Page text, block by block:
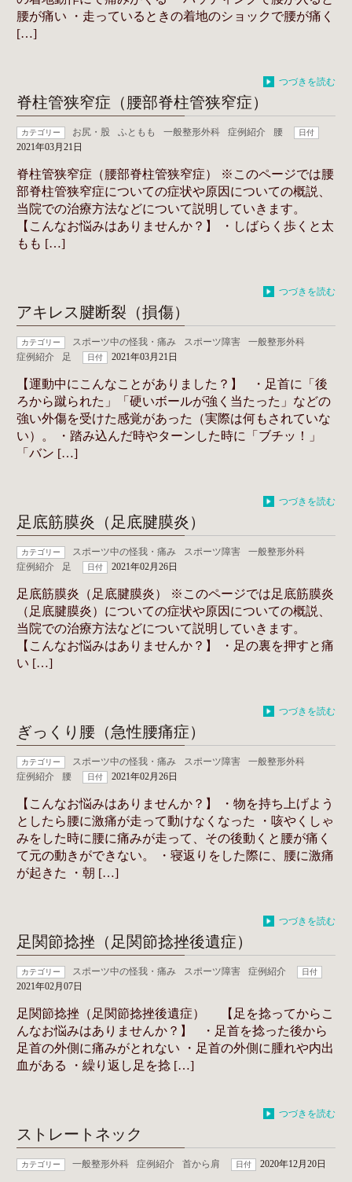
腰が痛い ・走っているときの着地のショックで腰が痛く
[…]
つづきを読む
脊柱管狭窄症（腰部脊柱管狭窄症）
カテゴリー お尻・股 ふともも 一般整形外科 症例紹介 腰 日付
2021年03月21日
脊柱管狭窄症（腰部脊柱管狭窄症） ※このページでは腰
部脊柱管狭窄症についての症状や原因についての概説、
当院での治療方法などについて説明していきます。
【こんなお悩みはありませんか？】 ・しばらく歩くと太
もも […]
つづきを読む
アキレス腱断裂（損傷）
カテゴリー スポーツ中の怪我・痛み スポーツ障害
一般整形外科
症例紹介
足 日付 2021年03月21日
【運動中にこんなことがありました？】 ・足首に「後
ろから蹴られた」「硬いボールが強く当たった」などの
強い外傷を受けた感覚があった（実際は何もされていな
い）。 ・踏み込んだ時やターンした時に「ブチッ！」
「バン […]
つづきを読む
足底筋膜炎（足底腱膜炎）
カテゴリー スポーツ中の怪我・痛み スポーツ障害
一般整形外科
症例紹介
足 日付 2021年02月26日
足底筋膜炎（足底腱膜炎） ※このページでは足底筋膜炎
（足底腱膜炎）についての症状や原因についての概説、
当院での治療方法などについて説明していきます。
【こんなお悩みはありませんか？】 ・足の裏を押すと痛
い […]
つづきを読む
ぎっくり腰（急性腰痛症）
カテゴリー スポーツ中の怪我・痛み スポーツ障害
一般整形外科
症例紹介
腰 日付 2021年02月26日
【こんなお悩みはありませんか？】 ・物を持ち上げよう
としたら腰に激痛が走って動けなくなった ・咳やくしゃ
みをした時に腰に痛みが走って、その後動くと腰が痛く
て元の動きができない。 ・寝返りをした際に、腰に激痛
が起きた ・朝 […]
つづきを読む
足関節捻挫（足関節捻挫後遺症）
カテゴリー スポーツ中の怪我・痛み スポーツ障害 症例紹介 日付
2021年02月07日
足関節捻挫（足関節捻挫後遺症） 【足を捻ってからこ
んなお悩みはありませんか？】 ・足首を捻った後から
足首の外側に痛みがとれない ・足首の外側に腫れや内出
血がある ・繰り返し足を捻 […]
つづきを読む
ストレートネック
カテゴリー 一般整形外科 症例紹介 首から肩 日付 2020年12月20日